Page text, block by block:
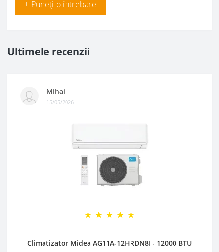
+ Puneți o întrebare
Ultimele recenzii
Mihai
15/05/2026
Climatizator Midea AG11A-12HRDN8I - 12000 BTU